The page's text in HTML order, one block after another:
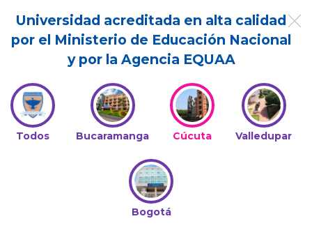
Universidad acreditada en alta calidad
por el Ministerio de Educación Nacional
y por la Agencia EQUAA
Todos Bucaramanga Cúcuta Valledupar
Bogotá